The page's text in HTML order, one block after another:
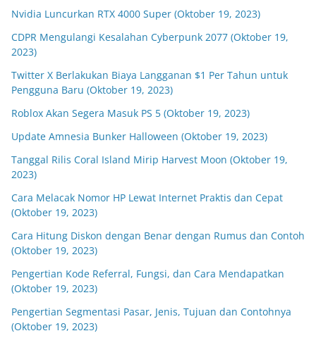
Nvidia Luncurkan RTX 4000 Super (Oktober 19, 2023)
CDPR Mengulangi Kesalahan Cyberpunk 2077 (Oktober 19,
2023)
Twitter X Berlakukan Biaya Langganan $1 Per Tahun untuk
Pengguna Baru (Oktober 19, 2023)
Roblox Akan Segera Masuk PS 5 (Oktober 19, 2023)
Update Amnesia Bunker Halloween (Oktober 19, 2023)
Tanggal Rilis Coral Island Mirip Harvest Moon (Oktober 19,
2023)
Cara Melacak Nomor HP Lewat Internet Praktis dan Cepat
(Oktober 19, 2023)
Cara Hitung Diskon dengan Benar dengan Rumus dan Contoh
(Oktober 19, 2023)
Pengertian Kode Referral, Fungsi, dan Cara Mendapatkan
(Oktober 19, 2023)
Pengertian Segmentasi Pasar, Jenis, Tujuan dan Contohnya
(Oktober 19, 2023)